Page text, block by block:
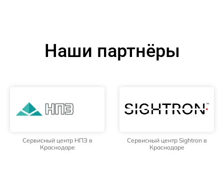
Наши партнёры
Сервисный центр НПЗ в
Краснодаре
Сервисный центр Sightron в
Краснодаре